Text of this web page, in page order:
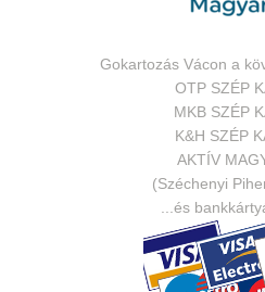
Gokartozás Vácon a
OTP SZÉP
MKB SZÉP
K&H SZÉP
AKTÍV
(Széchenyi
...és